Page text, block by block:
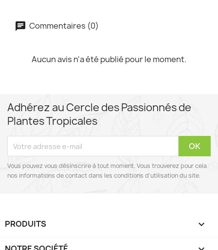
Commentaires (0)
Aucun avis n'a été publié pour le moment.
Adhérez au Cercle des Passionnés de
Plantes Tropicales
Vous pouvez vous désinscrire à tout moment. Vous trouverez pour cela
nos informations de contact dans les conditions d'utilisation du site.
PRODUITS 